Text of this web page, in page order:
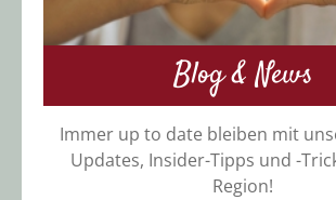
Blog & News
Immer up to date bleiben mit
Updates, Insider-Tipps und -
Region!